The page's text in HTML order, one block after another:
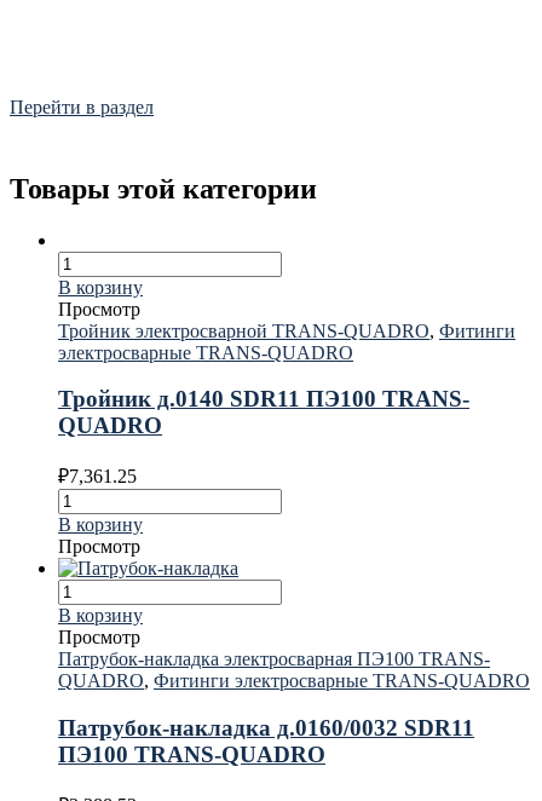
Перейти в раздел
Товары этой категории
В корзину
Просмотр
Тройник электросварной TRANS-QUADRO, Фитинги
электросварные TRANS-QUADRO
Тройник д.0140 SDR11 ПЭ100 TRANS-
QUADRO
₽7,361.25
В корзину
Просмотр
В корзину
Просмотр
Патрубок-накладка электросварная ПЭ100 TRANS-
QUADRO, Фитинги электросварные TRANS-QUADRO
Патрубок-накладка д.0160/0032 SDR11
ПЭ100 TRANS-QUADRO